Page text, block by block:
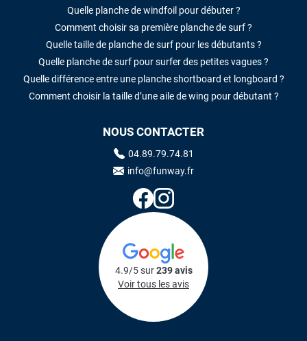
Quelle planche de windfoil pour débuter ?
Comment choisir sa première planche de surf ?
Quelle taille de planche de surf pour les débutants ?
Quelle planche de surf pour surfer des petites vagues ?
Quelle différence entre une planche shortboard et longboard ?
Comment choisir la taille d’une aile de wing pour débutant ?
NOUS CONTACTER
04.89.79.74.81
info@funway.fr
4.9/5 sur239 avis
Voir tous les avis